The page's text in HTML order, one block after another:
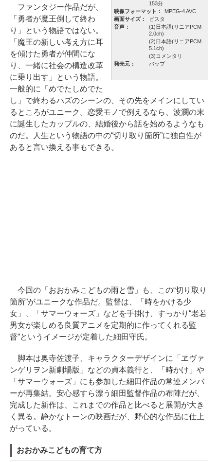
153分
映像フォーマット：
MPEG-4 AVC
画面サイズ：
ビスタ
音声：
(1)日本語(リニアPCM
2.0ch)
(2)日本語(リニアPCM
5.1ch)
(3)コメンタリ
発売元：
バップ
ファンタジー作品だが、
「勇者が魔王倒して終わ
り」という物語ではない。
「魔王の新しい考え方に耳
を傾けた勇者が仲間にな
り、一緒に社会の構造改革
に乗り出す」という物語。
一般的に「めでたしめでた
し」で終わるハズのシーンの、その先をメインにしてい
るところがユニーク。恋愛モノで例えるなら、波瀾の末
に誕生したカップルの、結婚後から話を始めるようなも
のだ。人生という物語の中の“切り取り箇所”に独自性が
あると言い換える事もできる。
今回の「おおかみこどもの雨と雪」も、この“切り取り
箇所”がユニークな作品だ。監督は、「時をかける少
女」、「サマーウォーズ」などを手掛け、すっかり“老若
男女が楽しめる良質アニメを定期的に作ってくれる監
督”というイメージが定着した細田守氏。
脚本は奥寺佐渡子、キャラクターデザインに「ヱヴァ
ンゲリヲン新劇場版」などの貞本義行と、「時かけ」や
「サマーウォーズ」にも参加した細田作品の常連メンバ
ーが再集結。安心感すら漂う細田監督作品の布陣だが、
完成した新作は、これまでの作品と比べると展開が大き
く異る。静かなトーンの映画だが、野心的な作品に仕上
がっている。
おおかみこどもの育て方